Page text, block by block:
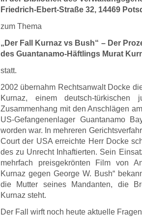
Friedrich-Ebert-Straße 32, 14469
zum Thema
„Der Fall Kurnaz vs Bush“ – Der
des Guantanamo-Häftlings Murat
statt.
2002 übernahm Rechtsanwalt Docke
Kurnaz, einem deutsch-
Zusammenhang mit den Anschlägen
US-Gefangenenlager Guantanamo
worden war. In mehreren
Court der USA erreichte Herr Docke
des zu Unrecht Inhaftierten. Sein
mehrfach preisgekrönten Film von
Kurnaz gegen George W. Bush“
die Mutter seines Mandanten, die
Kurnaz steht.
Der Fall wirft noch heute aktuelle